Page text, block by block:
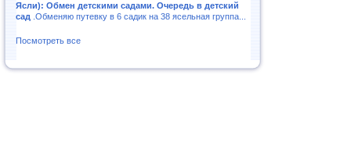
Ясли): Обмен детскими садами. Очередь в детский
сад .Обменяю путевку в 6 садик на 38 ясельная группа...
Посмотреть все